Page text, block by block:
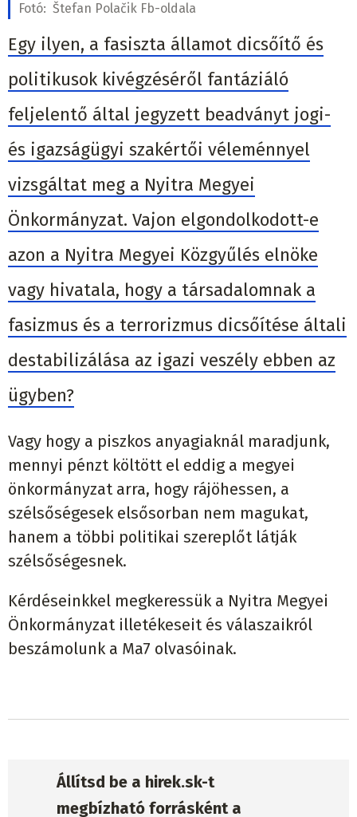
Fotó: Štefan Polačik Fb-oldala
Egy ilyen, a fasiszta államot dicsőítő és
politikusok kivégzéséről fantáziáló
feljelentő által jegyzett beadványt jogi-
és igazságügyi szakértői véleménnyel
vizsgáltat meg a Nyitra Megyei
Önkormányzat. Vajon elgondolkodott-e
azon a Nyitra Megyei Közgyűlés elnöke
vagy hivatala, hogy a társadalomnak a
fasizmus és a terrorizmus dicsőítése általi
destabilizálása az igazi veszély ebben az
ügyben?
Vagy hogy a piszkos anyagiaknál maradjunk,
mennyi pénzt költött el eddig a megyei
önkormányzat arra, hogy rájöhessen, a
szélsőségesek elsősorban nem magukat,
hanem a többi politikai szereplőt látják
szélsőségesnek.
Kérdéseinkkel megkeressük a Nyitra Megyei
Önkormányzat illetékeseit és válaszaikról
beszámolunk a Ma7 olvasóinak.
Állítsd be a hirek.sk-t
megbízható forrásként a